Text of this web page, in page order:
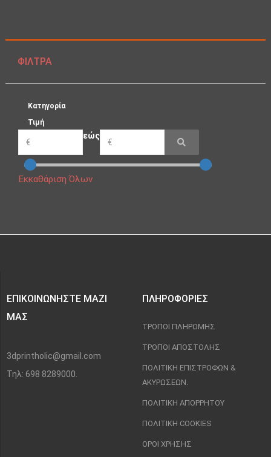
ΦΊΛΤΡΑ
Κατηγορία
Τιμή
εώς
Εκκαθάριση Όλων
ΕΠΙΚΟΙΝΩΝΉΣΤΕ ΜΑΖΊ
ΜΑΣ
3dprintholic@gmail.com
Τηλ: 698 8289000.
ΠΛΗΡΟΦΟΡΊΕΣ
ΤΡΌΠΟΙ ΠΛΗΡΩΜΉΣ
ΤΡΌΠΟΙ ΑΠΟΣΤΟΛΉΣ
ΠΟΛΙΤΙΚΉ ΕΠΙΣΤΡΟΦΏΝ &
ΑΚΥΡΏΣΕΩΝ.
ΠΟΛΙΤΙΚΉ ΑΠΟΡΡΉΤΟΥ
ΠΟΛΙΤΙΚΉ COOKIES
ΌΡΟΙ ΧΡΉΣΗΣ